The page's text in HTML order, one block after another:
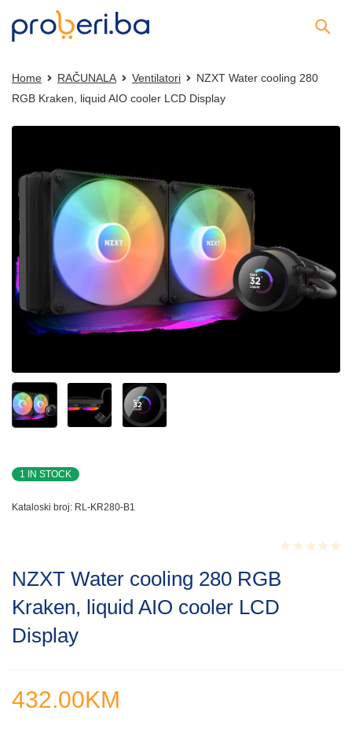
Home RAČUNALA Ventilatori
NZXT Water cooling 280
RGB Kraken, liquid AIO cooler LCD Display
1 IN STOCK
Kataloski broj: RL-KR280-B1
NZXT Water cooling 280 RGB
Kraken, liquid AIO cooler LCD
Display
432.00KM